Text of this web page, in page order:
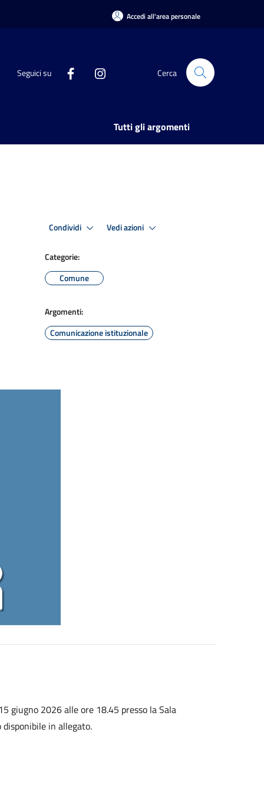
Accedi all'area personale
Seguici su Cerca
Tutti gli argomenti
Condividi Vedi azioni
Categorie:
Comune
Argomenti:
Comunicazione istituzionale
giugno 2026 alle ore 18.45 presso la Sala
disponibile in allegato.